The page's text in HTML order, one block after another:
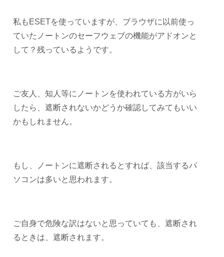
私もESETを使っていますが、ブラウザに以前使っ
ていたノートンのセーフウェブの機能がアドオンと
して？残っているようです。
ご友人、知人等にノートンを使われている方がいら
したら、遮断されないかどうか確認してみてもいい
かもしれません。
もし、ノートンに遮断されるとすれば、該当するパ
ソコンは多いと思われます。
ご自身で危険な訳はないと思っていても、遮断され
るときは、遮断されます。